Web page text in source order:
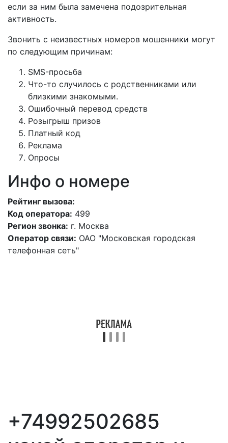
если за ним была замечена подозрительная
активность.
Звонить с неизвестных номеров мошенники могут
по следующим причинам:
SMS-просьба
Что-то случилось с родственниками или
близкими знакомыми.
Ошибочный перевод средств
Розыгрыш призов
Платный код
Реклама
Опросы
Инфо о номере
Рейтинг вызова:
Код оператора: 499
Регион звонка: г. Москва
Оператор связи: ОАО "Московская городская
телефонная сеть"
+74992502685